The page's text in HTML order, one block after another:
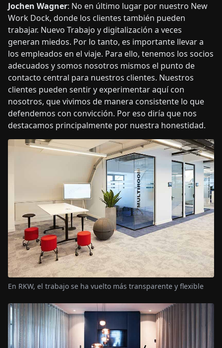
Jochen Wagner: No en último lugar por nuestro New
Work Dock, donde los clientes también pueden
trabajar. Nuevo Trabajo y digitalización a veces
generan miedos. Por lo tanto, es importante llevar a
los empleados en el viaje. Para ello, tenemos los socios
adecuados y somos nosotros mismos el punto de
contacto central para nuestros clientes. Nuestros
clientes pueden sentir y experimentar aquí con
nosotros, que vivimos de manera consistente lo que
defendemos con convicción. Por eso diría que nos
destacamos principalmente por nuestra honestidad.
En RKW, el trabajo se ha vuelto más transparente y flexible